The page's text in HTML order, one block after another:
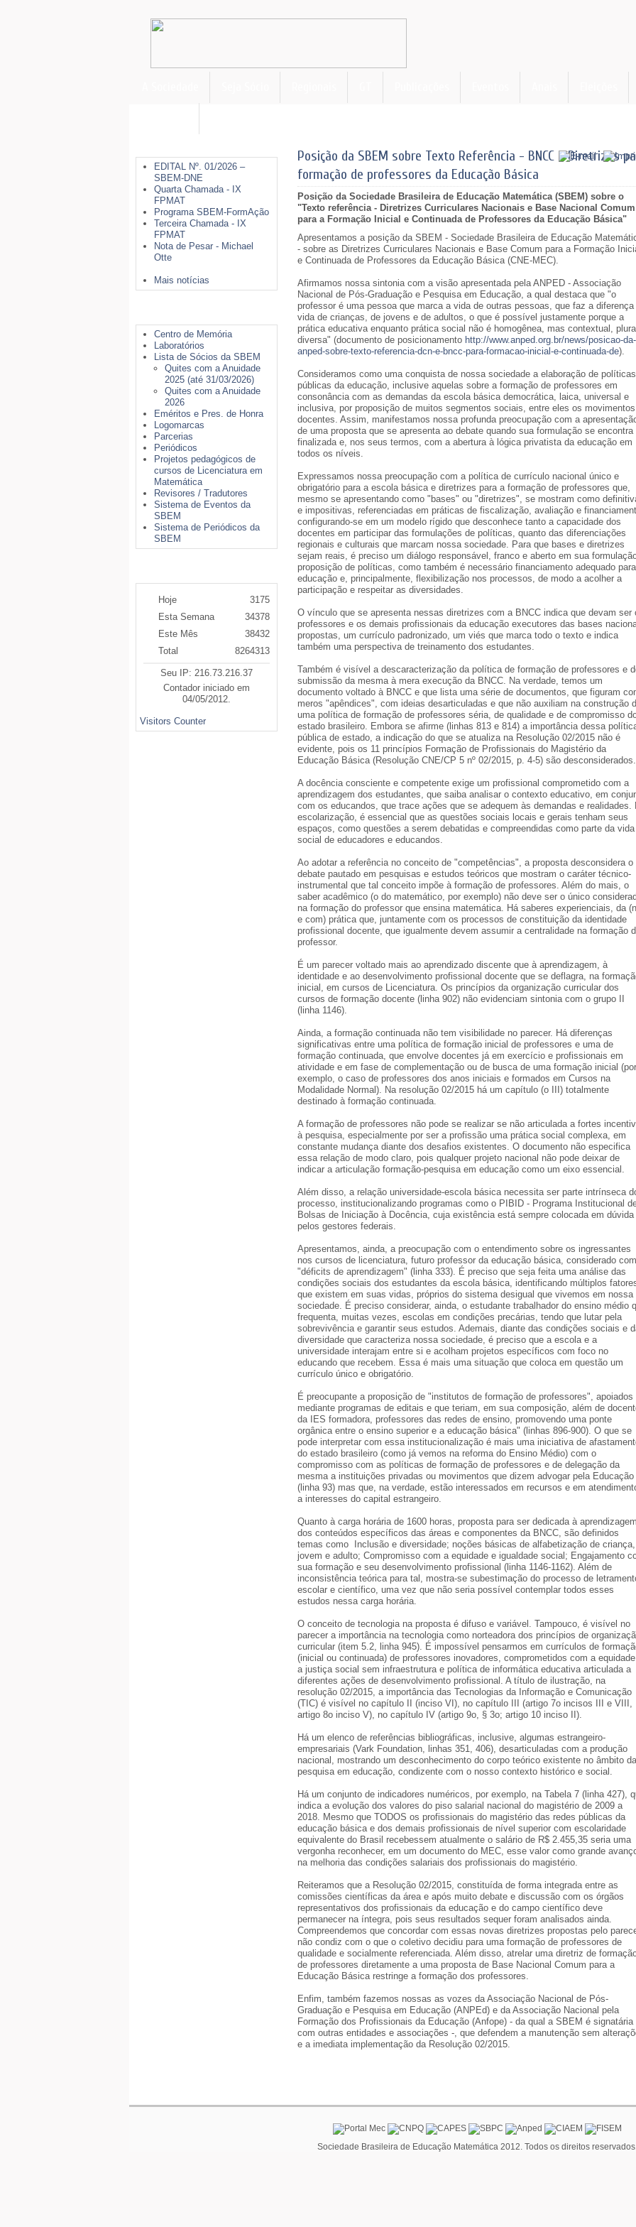
EDITAL Nº. 01/2026 –
SBEM-DNE
Quarta Chamada - IX
FPMAT
Programa SBEM-FormAção
Terceira Chamada - IX
FPMAT
Nota de Pesar - Michael
Otte
Mais notícias
Centro de Memória
Laboratórios
Lista de Sócios da SBEM
Quites com a Anuidade
2025 (até 31/03/2026)
Quites com a Anuidade
2026
Eméritos e Pres. de Honra
Logomarcas
Parcerias
Periódicos
Projetos pedagógicos de
cursos de Licenciatura em
Matemática
Revisores / Tradutores
Sistema de Eventos da
SBEM
Sistema de Periódicos da
SBEM
Hoje
Esta Semana
Este Mês
Total
3175
34378
38432
8264313
Seu IP: 216.73.216.37
Contador iniciado em
04/05/2012.
Visitors Counter
Posição da SBEM sobre Texto Referência - BNCC e Diretrizes
formação de professores da Educação Básica
Posição da Sociedade Brasileira de Educação Matemática (SBEM) sobre o
"Texto referência - Diretrizes Curriculares Nacionais e Base Nacional Comum
para a Formação Inicial e Continuada de Professores da Educação Básica"
Apresentamos a posição da SBEM - Sociedade Brasileira de Educação
- sobre as Diretrizes Curriculares Nacionais e Base Comum para a Formação
e Continuada de Professores da Educação Básica (CNE-MEC).
Afirmamos nossa sintonia com a visão apresentada pela ANPED - Associação
Nacional de Pós-Graduação e Pesquisa em Educação, a qual destaca que "o
professor é uma pessoa que marca a vida de outras pessoas, que faz a diferença
vida de crianças, de jovens e de adultos, o que é possível justamente porque a
prática educativa enquanto prática social não é homogênea, mas contextual,
diversa" (documento de posicionamento http://www.anped.org.br/news/posicao-da-
anped-sobre-texto-referencia-dcn-e-bncc-para-formacao-inicial-e-continuada-de).
Consideramos como uma conquista de nossa sociedade a elaboração de políticas
públicas da educação, inclusive aquelas sobre a formação de professores em
consonância com as demandas da escola básica democrática, laica, universal e
inclusiva, por proposição de muitos segmentos sociais, entre eles os movimentos
docentes. Assim, manifestamos nossa profunda preocupação com a
de uma proposta que se apresenta ao debate quando sua formulação se encontra
finalizada e, nos seus termos, com a abertura à lógica privatista da educação em
todos os níveis.
Expressamos nossa preocupação com a política de currículo nacional único e
obrigatório para a escola básica e diretrizes para a formação de professores que,
mesmo se apresentando como "bases" ou "diretrizes", se mostram como
e impositivas, referenciadas em práticas de fiscalização, avaliação e
configurando-se em um modelo rígido que desconhece tanto a capacidade dos
docentes em participar das formulações de políticas, quanto das diferenciações
regionais e culturais que marcam nossa sociedade. Para que bases e diretrizes
sejam reais, é preciso um diálogo responsável, franco e aberto em sua
proposição de políticas, como também é necessário financiamento adequado
educação e, principalmente, flexibilização nos processos, de modo a acolher a
participação e respeitar as diversidades.
O vínculo que se apresenta nessas diretrizes com a BNCC indica que devam ser
professores e os demais profissionais da educação executores das bases
propostas, um currículo padronizado, um viés que marca todo o texto e indica
também uma perspectiva de treinamento dos estudantes.
Também é visível a descaracterização da política de formação de professores e
submissão da mesma à mera execução da BNCC. Na verdade, temos um
documento voltado à BNCC e que lista uma série de documentos, que figuram
meros "apêndices", com ideias desarticuladas e que não auxiliam na construção
uma política de formação de professores séria, de qualidade e de compromisso
estado brasileiro. Embora se afirme (linhas 813 e 814) a importância dessa
pública de estado, a indicação do que se atualiza na Resolução 02/2015 não é
evidente, pois os 11 princípios Formação de Profissionais do Magistério da
Educação Básica (Resolução CNE/CP 5 nº 02/2015, p. 4-5) são desconsiderados.
A docência consciente e competente exige um profissional comprometido com a
aprendizagem dos estudantes, que saiba analisar o contexto educativo, em
com os educandos, que trace ações que se adequem às demandas e realidades.
escolarização, é essencial que as questões sociais locais e gerais tenham seus
espaços, como questões a serem debatidas e compreendidas como parte da vida
social de educadores e educandos.
Ao adotar a referência no conceito de "competências", a proposta desconsidera o
debate pautado em pesquisas e estudos teóricos que mostram o caráter técnico-
instrumental que tal conceito impõe à formação de professores. Além do mais, o
saber acadêmico (o do matemático, por exemplo) não deve ser o único
na formação do professor que ensina matemática. Há saberes experienciais, da
e com) prática que, juntamente com os processos de constituição da identidade
profissional docente, que igualmente devem assumir a centralidade na formação
professor.
É um parecer voltado mais ao aprendizado discente que à aprendizagem, à
identidade e ao desenvolvimento profissional docente que se deflagra, na
inicial, em cursos de Licenciatura. Os princípios da organização curricular dos
cursos de formação docente (linha 902) não evidenciam sintonia com o grupo II
(linha 1146).
Ainda, a formação continuada não tem visibilidade no parecer. Há diferenças
significativas entre uma política de formação inicial de professores e uma de
formação continuada, que envolve docentes já em exercício e profissionais em
atividade e em fase de complementação ou de busca de uma formação inicial (por
exemplo, o caso de professores dos anos iniciais e formados em Cursos na
Modalidade Normal). Na resolução 02/2015 há um capítulo (o III) totalmente
destinado à formação continuada.
A formação de professores não pode se realizar se não articulada a fortes
à pesquisa, especialmente por ser a profissão uma prática social complexa, em
constante mudança diante dos desafios existentes. O documento não especifica
essa relação de modo claro, pois qualquer projeto nacional não pode deixar de
indicar a articulação formação-pesquisa em educação como um eixo essencial.
Além disso, a relação universidade-escola básica necessita ser parte intrínseca
processo, institucionalizando programas como o PIBID - Programa Institucional
Bolsas de Iniciação à Docência, cuja existência está sempre colocada em dúvida
pelos gestores federais.
Apresentamos, ainda, a preocupação com o entendimento sobre os ingressantes
nos cursos de licenciatura, futuro professor da educação básica, considerado com
"déficits de aprendizagem" (linha 333). É preciso que seja feita uma análise das
condições sociais dos estudantes da escola básica, identificando múltiplos
que existem em suas vidas, próprios do sistema desigual que vivemos em nossa
sociedade. É preciso considerar, ainda, o estudante trabalhador do ensino médio
frequenta, muitas vezes, escolas em condições precárias, tendo que lutar pela
sobrevivência e garantir seus estudos. Ademais, diante das condições sociais e
diversidade que caracteriza nossa sociedade, é preciso que a escola e a
universidade interajam entre si e acolham projetos específicos com foco no
educando que recebem. Essa é mais uma situação que coloca em questão um
currículo único e obrigatório.
É preocupante a proposição de "institutos de formação de professores", apoiados
mediante programas de editais e que teriam, em sua composição, além de
da IES formadora, professores das redes de ensino, promovendo uma ponte
orgânica entre o ensino superior e a educação básica" (linhas 896-900). O que se
pode interpretar com essa institucionalização é mais uma iniciativa de
do estado brasileiro (como já vemos na reforma do Ensino Médio) com o
compromisso com as políticas de formação de professores e de delegação da
mesma a instituições privadas ou movimentos que dizem advogar pela Educação
(linha 93) mas que, na verdade, estão interessados em recursos e em
a interesses do capital estrangeiro.
Quanto à carga horária de 1600 horas, proposta para ser dedicada à aprendizagem
dos conteúdos específicos das áreas e componentes da BNCC, são definidos
temas como Inclusão e diversidade; noções básicas de alfabetização de criança,
jovem e adulto; Compromisso com a equidade e igualdade social; Engajamento
sua formação e seu desenvolvimento profissional (linha 1146-1162). Além de
inconsistência teórica para tal, mostra-se subestimação do processo de
escolar e científico, uma vez que não seria possível contemplar todos esses
estudos nessa carga horária.
O conceito de tecnologia na proposta é difuso e variável. Tampouco, é visível no
parecer a importância na tecnologia como norteadora dos princípios de
curricular (item 5.2, linha 945). É impossível pensarmos em currículos de
(inicial ou continuada) de professores inovadores, comprometidos com a
a justiça social sem infraestrutura e política de informática educativa articulada a
diferentes ações de desenvolvimento profissional. A título de ilustração, na
resolução 02/2015, a importância das Tecnologias da Informação e Comunicação
(TIC) é visível no capítulo II (inciso VI), no capítulo III (artigo 7o incisos III e VIII,
artigo 8o inciso V), no capítulo IV (artigo 9o, § 3o; artigo 10 inciso II).
Há um elenco de referências bibliográficas, inclusive, algumas estrangeiro-
empresariais (Vark Foundation, linhas 351, 406), desarticuladas com a produção
nacional, mostrando um desconhecimento do corpo teórico existente no âmbito da
pesquisa em educação, condizente com o nosso contexto histórico e social.
Há um conjunto de indicadores numéricos, por exemplo, na Tabela 7 (linha 427),
indica a evolução dos valores do piso salarial nacional do magistério de 2009 a
2018. Mesmo que TODOS os profissionais do magistério das redes públicas da
educação básica e dos demais profissionais de nível superior com escolaridade
equivalente do Brasil recebessem atualmente o salário de R$ 2.455,35 seria uma
vergonha reconhecer, em um documento do MEC, esse valor como grande
na melhoria das condições salariais dos profissionais do magistério.
Reiteramos que a Resolução 02/2015, constituída de forma integrada entre as
comissões científicas da área e após muito debate e discussão com os órgãos
representativos dos profissionais da educação e do campo científico deve
permanecer na íntegra, pois seus resultados sequer foram analisados ainda.
Compreendemos que concordar com essas novas diretrizes propostas pelo
não condiz com o que o coletivo decidiu para uma formação de professores de
qualidade e socialmente referenciada. Além disso, atrelar uma diretriz de
de professores diretamente a uma proposta de Base Nacional Comum para a
Educação Básica restringe a formação dos professores.
Enfim, também fazemos nossas as vozes da Associação Nacional de Pós-
Graduação e Pesquisa em Educação (ANPEd) e da Associação Nacional pela
Formação dos Profissionais da Educação (Anfope) - da qual a SBEM é signatária
com outras entidades e associações -, que defendem a manutenção sem
e a imediata implementação da Resolução 02/2015.
Sociedade Brasileira de Educação Matemática 2012. Todos os direitos